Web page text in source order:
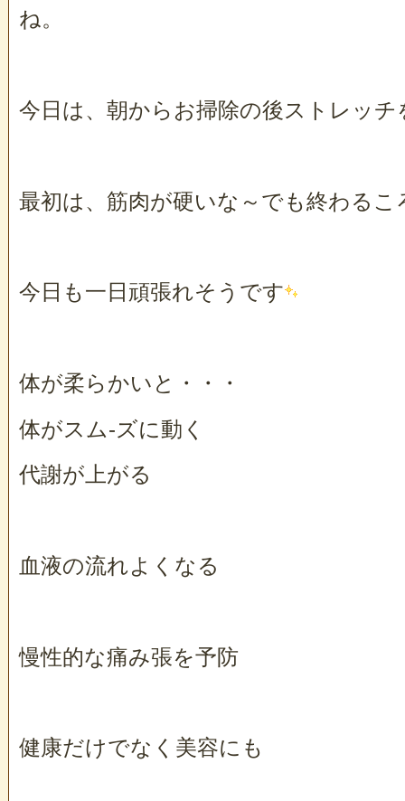
ね。
今日は、朝からお掃除の後ストレッ
最初は、筋肉が硬いな～でも終わる
今日も一日頑張れそうです
体が柔らかいと・・・
体がスム-ズに動く
代謝が上がる
血液の流れよくなる
慢性的な痛み張を予防
健康だけでなく美容にも